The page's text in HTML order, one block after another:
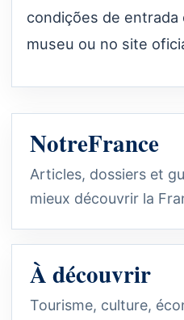
condições de entrada
museu ou no site
NotreFrance
Articles, dossiers et
mieux découvrir la
À découvrir
Tourisme, culture,